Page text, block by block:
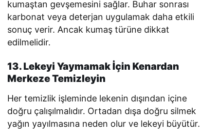
kumaştan gevşemesini sağlar. Buhar sonrası
karbonat veya deterjan uygulamak daha etkili
sonuç verir. Ancak kumaş türüne dikkat
edilmelidir.
13. Lekeyi Yaymamak İçin Kenardan
Merkeze Temizleyin
Her temizlik işleminde lekenin dışından içine
doğru çalışılmalıdır. Ortadan dışa doğru silmek
yağın yayılmasına neden olur ve lekeyi büyütür.